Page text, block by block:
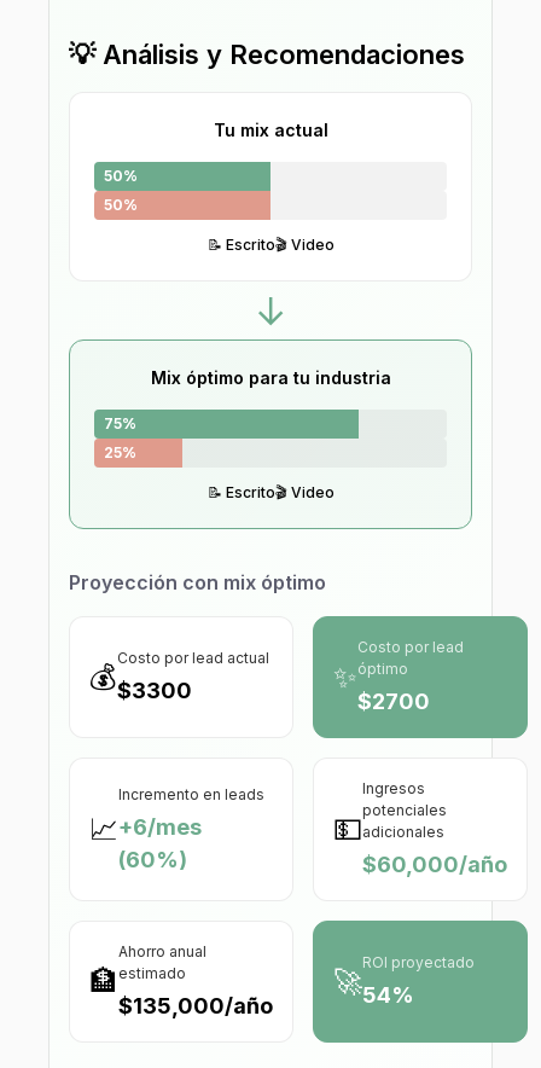
💡 Análisis y Recomendaciones
Tu mix actual
50%
50%
📝 Escrito🎬 Video
→
Mix óptimo para tu industria
75%
25%
📝 Escrito🎬 Video
Proyección con mix óptimo
💰
Costo por lead actual
$3300 ✨
Costo por lead
óptimo
$2700
📈
Incremento en leads
+6/mes
(60%)
💵
Ingresos
potenciales
adicionales
$60,000/año
🏦
Ahorro anual
estimado
$135,000/año
🚀
ROI proyectado
54%